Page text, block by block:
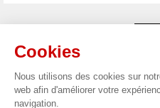
Bouanani au centre
Joué rapidement par Clauss,